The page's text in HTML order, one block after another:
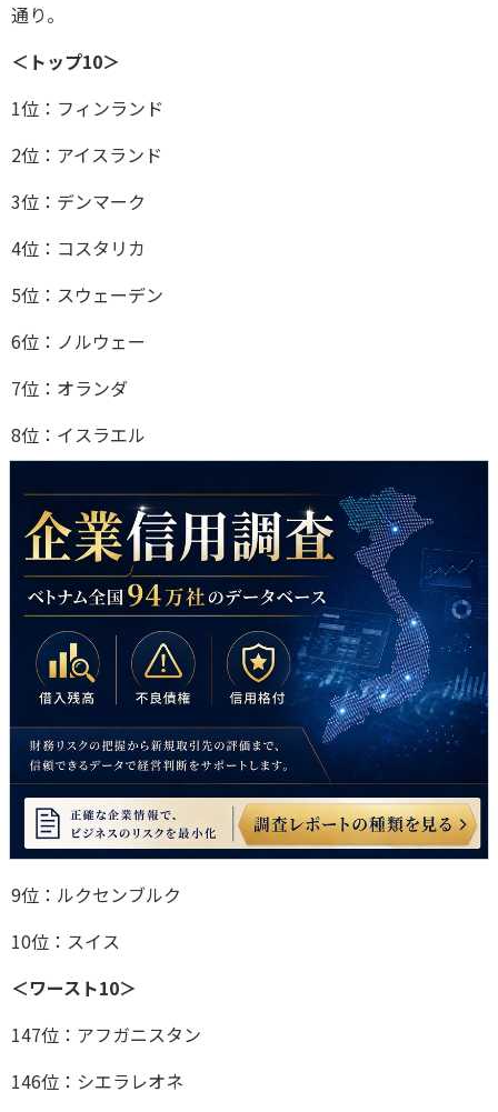
通り。
＜トップ10＞
1位：フィンランド
2位：アイスランド
3位：デンマーク
4位：コスタリカ
5位：スウェーデン
6位：ノルウェー
7位：オランダ
8位：イスラエル
9位：ルクセンブルク
10位：スイス
＜ワースト10＞
147位：アフガニスタン
146位：シエラレオネ